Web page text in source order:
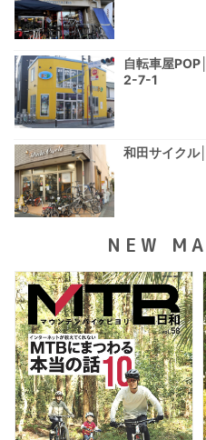
自転車屋
2-7-1
和田サイクル
NEW